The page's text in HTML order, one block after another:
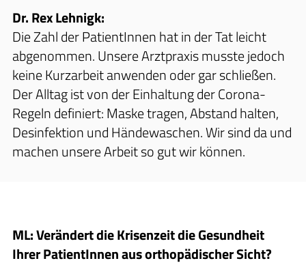
Dr. Rex Lehnigk:
Die Zahl der PatientInnen hat in der Tat leicht
abgenommen. Unsere Arztpraxis musste jedoch
keine Kurzarbeit anwenden oder gar schließen.
Der Alltag ist von der Einhaltung der Corona-
Regeln definiert: Maske tragen, Abstand halten,
Desinfektion und Händewaschen. Wir sind da und
machen unsere Arbeit so gut wir können.
ML: Verändert die Krisenzeit die Gesundheit
Ihrer PatientInnen aus orthopädischer Sicht?